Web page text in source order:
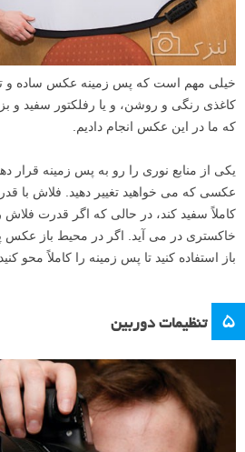
خیلی مهم است که پس زمینه عکس ساده و
کاغذی رنگی و روشن، و یا رفلکتور سفید و
که ما در این عکس انجام دادیم.
یکی از منابع نوری را رو به پس زمینه قرار
عکسی که می خواهید تغییر دهید. فلاش با
کاملاً سفید کند، در حالی که اگر قدرت فلاش
خاکستری در می آید. اگر در محیط باز عکس
باز استفاده کنید تا پس زمینه را کاملاً محو
۵ تنظیمات دوربین